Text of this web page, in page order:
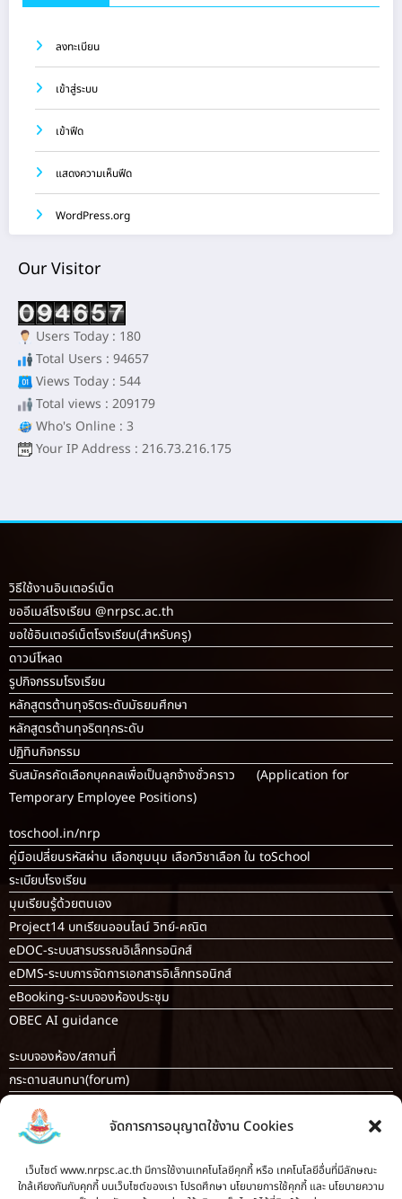
จัดการการอนุญาตใช้งาน Cookies
เว็บไซต์ www.nrpsc.ac.th มีการใช้งานเทคโนโลยีคุกกี้ หรือ เทคโนโลยีอื่นที่มีลักษณะ
ใกล้เคียงกันกับคุกกี้ บนเว็บไซต์ของเรา โปรดศึกษา นโยบายการใช้คุกกี้ และ นโยบายความ
ลงทะเบียน
เข้าสู่ระบบ
เข้าฟีด
แสดงความเห็นฟีด
WordPress.org
Our Visitor
Users Today : 180
Total Users : 94657
Views Today : 544
Total views : 209179
Who's Online : 3
Your IP Address : 216.73.216.175
วิธีใช้งานอินเตอร์เน็ต
ขออีเมล์โรงเรียน @nrpsc.ac.th
ขอใช้อินเตอร์เน็ตโรงเรียน(สำหรับครู)
ดาวน์โหลด
รูปกิจกรรมโรงเรียน
หลักสูตรต้านทุจริตระดับมัธยมศึกษา
หลักสูตรต้านทุจริตทุกระดับ
ปฏิทินกิจกรรม
รับสมัครคัดเลือกบุคคลเพื่อเป็นลูกจ้างชั่วคราว (Application for
Temporary Employee Positions)
toschool.in/nrp
คู่มือเปลี่ยนรหัสผ่าน เลือกชุมนุม เลือกวิชาเลือก ใน toSchool
ระเบียบโรงเรียน
มุมเรียนรู้ด้วยตนเอง
Project14 บทเรียนออนไลน์ วิทย์-คณิต
eDOC-ระบบสารบรรณอิเล็กทรอนิกส์
eDMS-ระบบการจัดการเอกสารอิเล็กทรอนิกส์
eBooking-ระบบจองห้องประชุม
OBEC AI guidance
ระบบจองห้อง/สถานที่
กระดานสนทนา(forum)
ระบบส่งแผนการสอนออนไลน์
ระบบนิเทศการจัดการเรียนการสอน
บันทึกข้อมูลเกียรติบัตร/รายงานการอบรม